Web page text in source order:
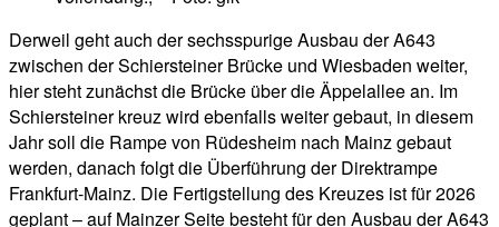
Derweil geht auch der sechsspurige Ausbau der A643
zwischen der Schiersteiner Brücke und Wiesbaden weiter,
hier steht zunächst die Brücke über die Äppelallee an. Im
Schiersteiner kreuz wird ebenfalls weiter gebaut, in diesem
Jahr soll die Rampe von Rüdesheim nach Mainz gebaut
werden, danach folgt die Überführung der Direktrampe
Frankfurt-Mainz. Die Fertigstellung des Kreuzes ist für 2026
geplant – auf Mainzer Seite besteht für den Ausbau der A643